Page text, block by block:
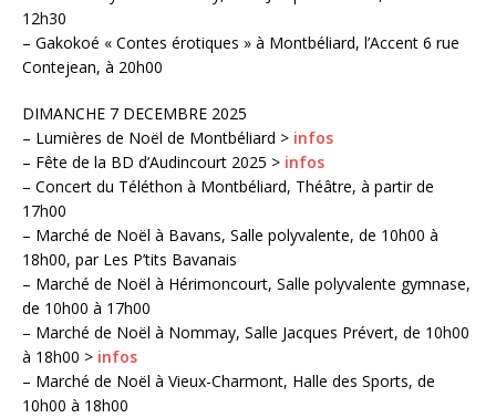
12h30
– Gakokoé « Contes érotiques » à Montbéliard, l’Accent 6 rue
Contejean, à 20h00
DIMANCHE 7 DECEMBRE 2025
– Lumières de Noël de Montbéliard > infos
– Fête de la BD d’Audincourt 2025 > infos
– Concert du Téléthon à Montbéliard, Théâtre, à partir de
17h00
– Marché de Noël à Bavans, Salle polyvalente, de 10h00 à
18h00, par Les P’tits Bavanais
– Marché de Noël à Hérimoncourt, Salle polyvalente gymnase,
de 10h00 à 17h00
– Marché de Noël à Nommay, Salle Jacques Prévert, de 10h00
à 18h00 > infos
– Marché de Noël à Vieux-Charmont, Halle des Sports, de
10h00 à 18h00